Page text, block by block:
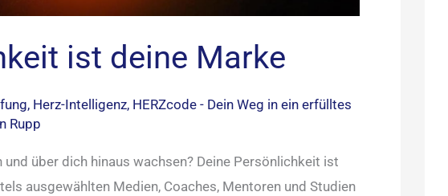
ist deine Marke
, Herz-Intelligenz, HERZcode - Dein Weg in ein erfülltes
Rupp
über dich hinaus wachsen? Deine Persönlichkeit ist
ausgewählten Medien, Coaches, Mentoren und Studien